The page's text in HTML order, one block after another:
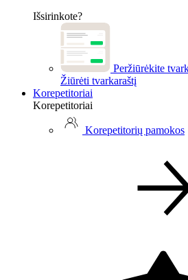
Išsirinkote?
Peržiūrėkite
Žiūrėti tvarkaraštį
Korepetitoriai
Korepetitoriai
Korepetitorių pamokos